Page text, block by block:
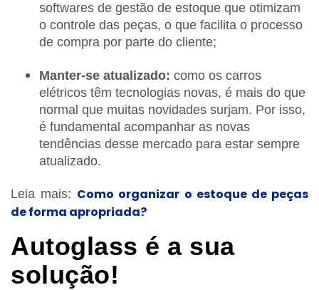
softwares de gestão de estoque que otimizam
o controle das peças, o que facilita o processo
de compra por parte do cliente;
Manter-se atualizado: como os carros
elétricos têm tecnologias novas, é mais do que
normal que muitas novidades surjam. Por isso,
é fundamental acompanhar as novas
tendências desse mercado para estar sempre
atualizado.
Leia mais: Como organizar o estoque de peças
de forma apropriada?
Autoglass é a sua
solução!